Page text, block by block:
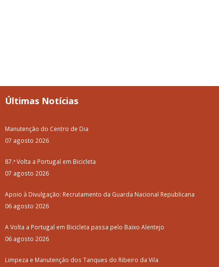
Últimas Notícias
Manutenção do Centro de Dia
07 agosto 2026
87.ª Volta a Portugal em Bicicleta
07 agosto 2026
Apoio à Divulgação: Recrutamento da Guarda Nacional Republicana
06 agosto 2026
A Volta a Portugal em Bicicleta passa pelo Baixo Alentejo
06 agosto 2026
Limpeza e Manutenção dos Tanques do Ribeiro da Vila